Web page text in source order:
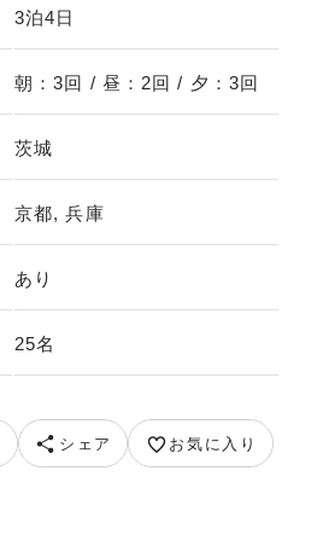
3泊4日
朝：3回 / 昼：2回 / 夕：3回
茨城
京都, 兵庫
あり
25名
シェア お気に入り